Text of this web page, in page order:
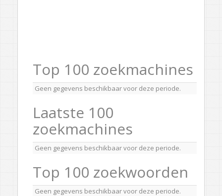
Top 100 zoekmachines
Geen gegevens beschikbaar voor deze periode.
Laatste 100
zoekmachines
Geen gegevens beschikbaar voor deze periode.
Top 100 zoekwoorden
Geen gegevens beschikbaar voor deze periode.